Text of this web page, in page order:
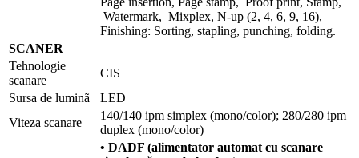
Watermark, Mixplex, N-up (2, 4, 6, 9, 16),
Finishing: Sorting, stapling, punching, folding.
SCANER
Tehnologie
scanare
CIS
Sursa de luminã
LED
Viteza scanare
140/140 ipm simplex (mono/color); 280/280 ipm
duplex (mono/color)
• DADF (alimentator automat cu scanare